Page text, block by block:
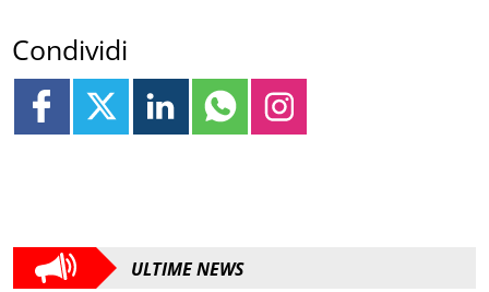
Condividi
ULTIME NEWS